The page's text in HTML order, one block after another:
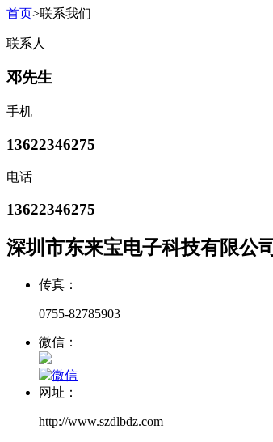
首页>联系我们
联系人
邓先生
手机
13622346275
电话
13622346275
深圳市东来宝电子科技有限公司
传真：
0755-82785903
微信：
网址：
http://www.szdlbdz.com